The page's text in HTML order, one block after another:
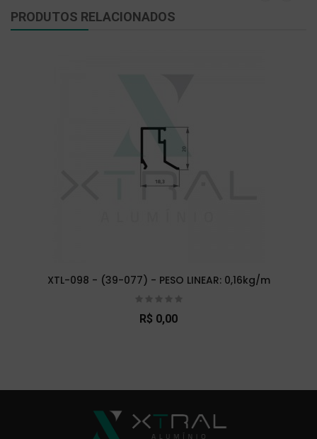
PRODUTOS RELACIONADOS
XTL-098 - (39-077) - PESO LINEAR: 0,16kg/m
R$ 0,00